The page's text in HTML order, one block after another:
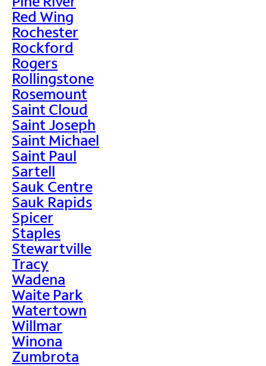
Red Wing
Rochester
Rockford
Rogers
Rollingstone
Rosemount
Saint Cloud
Saint Joseph
Saint Michael
Saint Paul
Sartell
Sauk Centre
Sauk Rapids
Spicer
Staples
Stewartville
Tracy
Wadena
Waite Park
Watertown
Willmar
Winona
Zumbrota